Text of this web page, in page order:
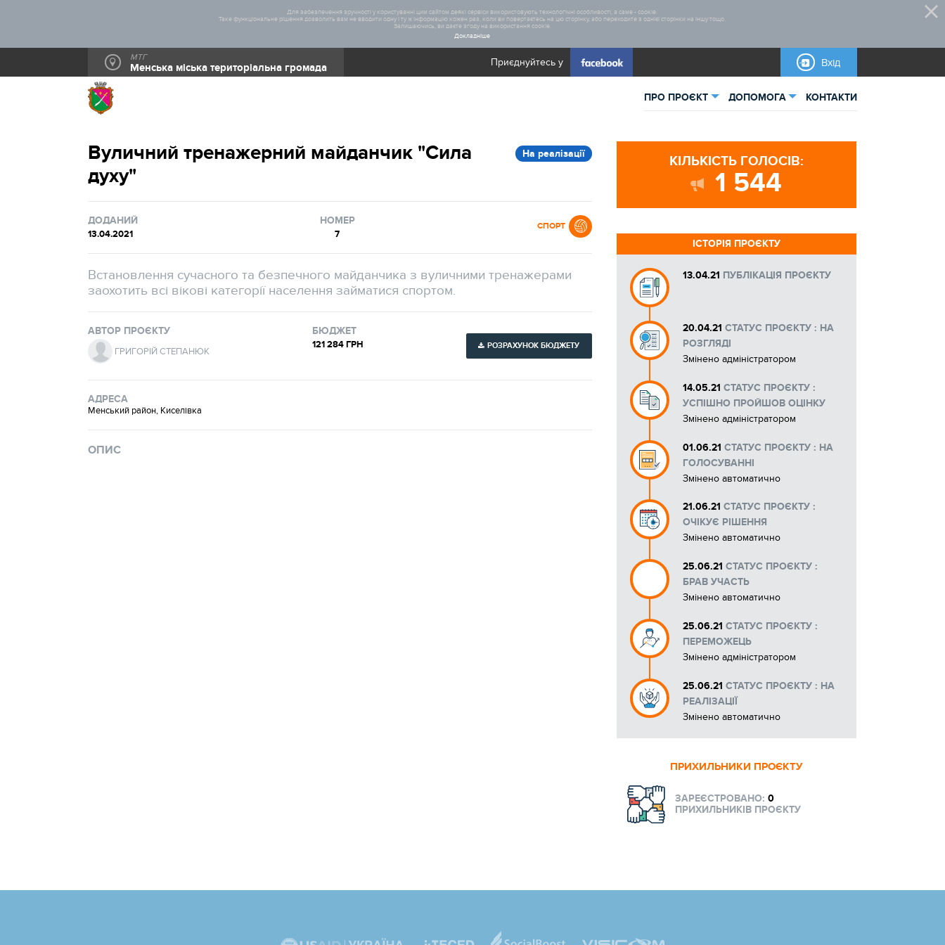
Для забезпечення зручності у користуванні цим сайтом деякі сервіси використовують технологічні особливості, а саме - cookie.
Таке функціональне рішення дозволить вам не вводити одну і ту ж інформацію кожен раз, коли ви повертаєтесь на цю сторінку, або переходите з однієї сторінки на іншу тощо.
Залишаючись, ви даєте згоду на використання cookie.
Докладніше
МТГ
Менська міська територіальна громада Приєднуйтесь у Вхід
ПРО ПРОЄКТ ДОПОМОГА КОНТАКТИ
Вуличний тренажерний майданчик "Сила
духу"
На реалізації
ДОДАНИЙ
13.04.2021
НОМЕР
7
СПОРТ
Встановлення сучасного та безпечного майданчика з вуличними тренажерами
заохотить всі вікові категорії населення займатися спортом.
АВТОР ПРОЄКТУ
ГРИГОРІЙ СТЕПАНЮК
БЮДЖЕТ
121 284 ГРН РОЗРАХУНОК БЮДЖЕТУ
АДРЕСА
Менський район, Киселівка
ОПИС
КІЛЬКІСТЬ ГОЛОСІВ:
1 544
ІСТОРІЯ ПРОЄКТУ
13.04.21 ПУБЛІКАЦІЯ ПРОЄКТУ
20.04.21 СТАТУС ПРОЄКТУ : НА
РОЗГЛЯДІ
Змінено адміністратором
14.05.21 СТАТУС ПРОЄКТУ :
УСПІШНО ПРОЙШОВ ОЦІНКУ
Змінено адміністратором
01.06.21 СТАТУС ПРОЄКТУ : НА
ГОЛОСУВАННІ
Змінено автоматично
21.06.21 СТАТУС ПРОЄКТУ :
ОЧІКУЄ РІШЕННЯ
Змінено автоматично
25.06.21 СТАТУС ПРОЄКТУ :
БРАВ УЧАСТЬ
Змінено автоматично
25.06.21 СТАТУС ПРОЄКТУ :
ПЕРЕМОЖЕЦЬ
Змінено адміністратором
25.06.21 СТАТУС ПРОЄКТУ : НА
РЕАЛІЗАЦІЇ
Змінено автоматично
ПРИХИЛЬНИКИ ПРОЄКТУ
ЗАРЕЄСТРОВАНО: 0
ПРИХИЛЬНИКІВ ПРОЄКТУ